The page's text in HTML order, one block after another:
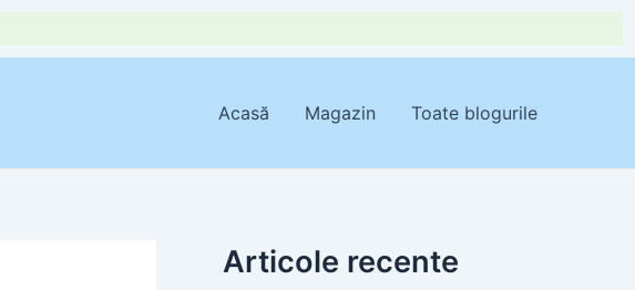
Acasă Magazin Toate blogurile
Articole recente